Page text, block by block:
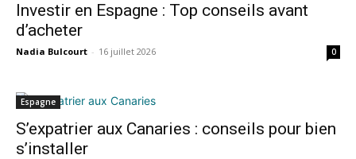
Investir en Espagne : Top conseils avant
d’acheter
Nadia Bulcourt - 16 juillet 2026 0
Espagne
S’expatrier aux Canaries : conseils pour bien
s’installer